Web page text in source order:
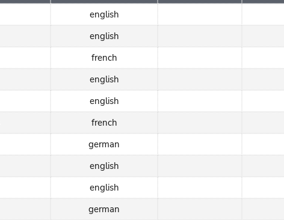
english
english
french
english
english
french
german
english
english
german